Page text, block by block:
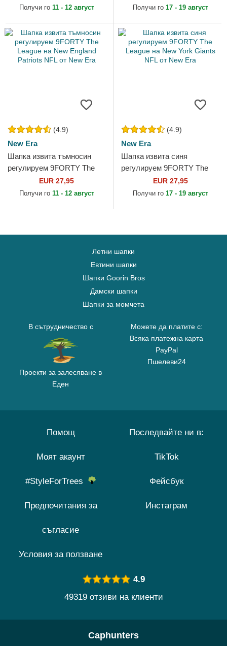
Dodgers MLB от New Era
Получи го 11 - 12 август
Clippers NBA от New Era
Получи го 17 - 19 август
(4.9)
New Era
Шапка извита тъмносин
регулируем 9FORTY The
League на New England
Patriots NFL от New Era
EUR 27,95
Получи го 11 - 12 август
(4.9)
New Era
Шапка извита синя
регулируем 9FORTY The
League на New York Giants
NFL от New Era
EUR 27,95
Получи го 17 - 19 август
Летни шапки
Евтини шапки
Шапки Goorin Bros
Дамски шапки
Шапки за момчета
В сътрудничество с
Проекти за залесяване в
Еден
Можете да платите с:
Всяка платежна карта
PayPal
Пшелеви24
Помощ
Моят акаунт
#StyleForTrees
Предпочитания за
съгласие
Условия за ползване
Последвайте ни в:
TikTok
Фейсбук
Инстаграм
4.9
49319 отзиви на клиенти
Caphunters